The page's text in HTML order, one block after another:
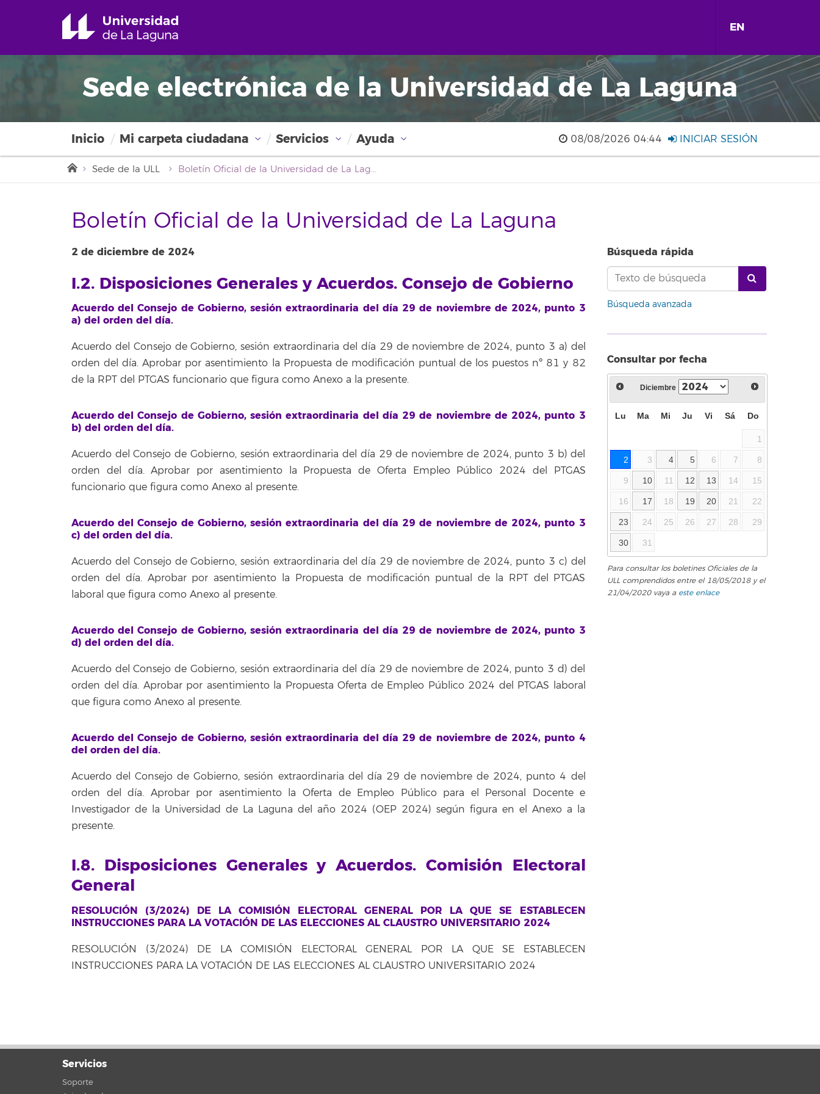
EN
Sede electrónica de la Universidad de La Laguna
Inicio Mi carpeta ciudadana Servicios Ayuda 08/08/2026 04:44 INICIAR SESIÓN
Sede de la ULL Boletín Oficial de la Universidad de La Laguna
Boletín Oficial de la Universidad de La Laguna
2 de diciembre de 2024
I.2. Disposiciones Generales y Acuerdos. Consejo de Gobierno
Acuerdo del Consejo de Gobierno, sesión extraordinaria del día 29 de noviembre de 2024, punto 3
a) del orden del día.
Acuerdo del Consejo de Gobierno, sesión extraordinaria del día 29 de noviembre de 2024, punto 3 a) del
orden del día. Aprobar por asentimiento la Propuesta de modificación puntual de los puestos nº 81 y 82
de la RPT del PTGAS funcionario que figura como Anexo a la presente.
Acuerdo del Consejo de Gobierno, sesión extraordinaria del día 29 de noviembre de 2024, punto 3
b) del orden del día.
Acuerdo del Consejo de Gobierno, sesión extraordinaria del día 29 de noviembre de 2024, punto 3 b) del
orden del día. Aprobar por asentimiento la Propuesta de Oferta Empleo Público 2024 del PTGAS
funcionario que figura como Anexo al presente.
Acuerdo del Consejo de Gobierno, sesión extraordinaria del día 29 de noviembre de 2024, punto 3
c) del orden del día.
Acuerdo del Consejo de Gobierno, sesión extraordinaria del día 29 de noviembre de 2024, punto 3 c) del
orden del día. Aprobar por asentimiento la Propuesta de modificación puntual de la RPT del PTGAS
laboral que figura como Anexo al presente.
Acuerdo del Consejo de Gobierno, sesión extraordinaria del día 29 de noviembre de 2024, punto 3
d) del orden del día.
Acuerdo del Consejo de Gobierno, sesión extraordinaria del día 29 de noviembre de 2024, punto 3 d) del
orden del día. Aprobar por asentimiento la Propuesta Oferta de Empleo Público 2024 del PTGAS laboral
que figura como Anexo al presente.
Acuerdo del Consejo de Gobierno, sesión extraordinaria del día 29 de noviembre de 2024, punto 4
del orden del día.
Acuerdo del Consejo de Gobierno, sesión extraordinaria del día 29 de noviembre de 2024, punto 4 del
orden del día. Aprobar por asentimiento la Oferta de Empleo Público para el Personal Docente e
Investigador de la Universidad de La Laguna del año 2024 (OEP 2024) según figura en el Anexo a la
presente.
I.8. Disposiciones Generales y Acuerdos. Comisión Electoral
General
RESOLUCIÓN (3/2024) DE LA COMISIÓN ELECTORAL GENERAL POR LA QUE SE ESTABLECEN
INSTRUCCIONES PARA LA VOTACIÓN DE LAS ELECCIONES AL CLAUSTRO UNIVERSITARIO 2024
RESOLUCIÓN (3/2024) DE LA COMISIÓN ELECTORAL GENERAL POR LA QUE SE ESTABLECEN
INSTRUCCIONES PARA LA VOTACIÓN DE LAS ELECCIONES AL CLAUSTRO UNIVERSITARIO 2024
Búsqueda rápida
Búsqueda avanzada
Consultar por fecha
Diciembre
Lu Ma Mi Ju Vi Sá Do
1
2 3 4 5 6 7 8
9 10 11 12 13 14 15
16 17 18 19 20 21 22
23 24 25 26 27 28 29
30 31
Para consultar los boletines Oficiales de la
ULL comprendidos entre el 18/05/2018 y el
21/04/2020 vaya a este enlace
Servicios
Soporte